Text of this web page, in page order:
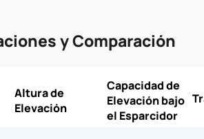
y Comparación
Altura de
Elevación
Capacidad de
Elevación bajo
el Esparcidor